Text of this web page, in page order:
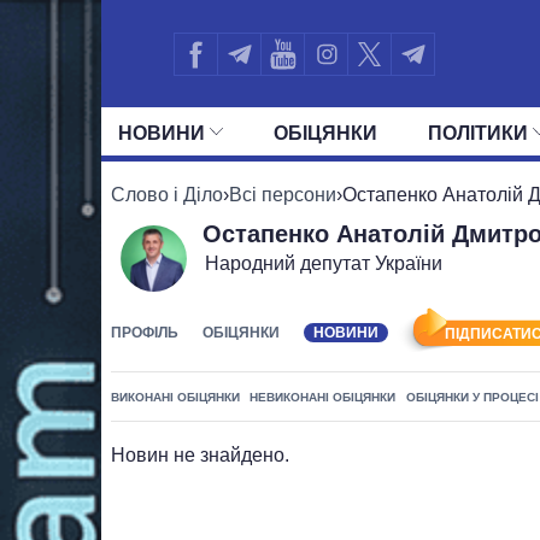
НОВИНИ ОБIЦЯНКИ ПОЛIТИКИ
УСІ ПОЛІТИКИ ПРЕЗИДЕНТ І
Слово і Діло›Всі персони›Остапенко Анатолій
Остапенко Анатолій
Народний депутат України
ПРОФІЛЬ ОБІЦЯНКИ НОВИНИ
ВИКОНАНІ ОБІЦЯНКИ НЕВИКОНАНІ ОБІЦЯНКИ ОБІЦЯНКИ У ПРОЦЕСІ
Новин не знайдено.